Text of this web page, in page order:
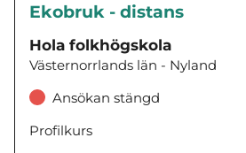
Ekobruk - distans
Hola folkhögskola
Västernorrlands län - Nyland
Ansökan stängd
Profilkurs